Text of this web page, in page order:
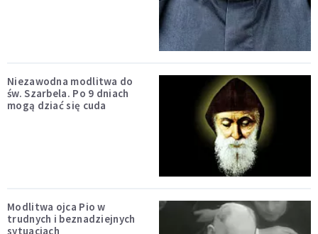
Niezawodna modlitwa do
św. Szarbela. Po 9 dniach
mogą dziać się cuda
Modlitwa ojca Pio w
trudnych i beznadziejnych
sytuacjach